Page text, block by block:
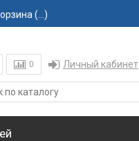
( )
0 Личный кабинет